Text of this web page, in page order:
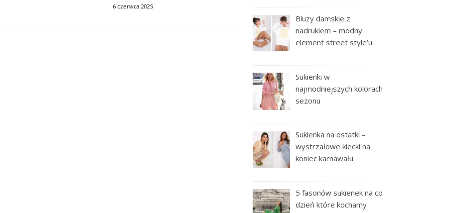
6 czerwca 2025
Bluzy damskie z
nadrukiem – modny
element street style’u
Sukienki w
najmodniejszych kolorach
sezonu
Sukienka na ostatki –
wystrzałowe kiecki na
koniec karnawału
5 fasonów sukienek na co
dzień które kochamy